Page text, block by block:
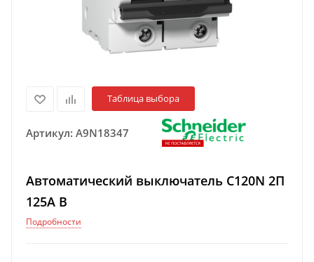
Таблица выбора
Артикул: A9N18347
Автоматический выключатель C120N 2П
125A B
Подробности